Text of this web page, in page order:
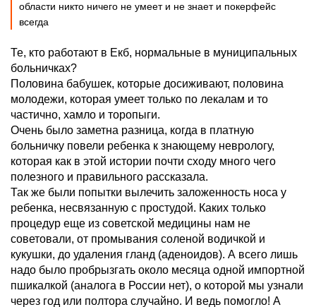
области никто ничего не умеет и не знает и покерфейс
всегда
Те, кто работают в Екб, нормальные в муниципальных
больничках?
Половина бабушек, которые досиживают, половина
молодежи, которая умеет только по лекалам и то
частично, хамло и торопыги.
Очень было заметна разница, когда в платную
больничку повели ребенка к знающему неврологу,
которая как в этой истории почти сходу много чего
полезного и правильного рассказала.
Так же были попытки вылечить заложенность носа у
ребенка, несвязанную с простудой. Каких только
процедур еще из советской медицины нам не
советовали, от промывания соленой водичкой и
кукушки, до удаления гланд (аденоидов). А всего лишь
надо было пробрызгать около месяца одной импортной
пшикалкой (аналога в России нет), о которой мы узнали
через год или полтора случайно. И ведь помогло! А